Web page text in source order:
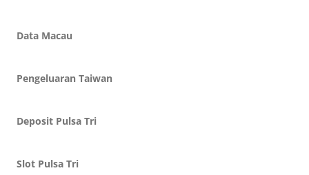
Data Macau
Pengeluaran Taiwan
Deposit Pulsa Tri
Slot Pulsa Tri